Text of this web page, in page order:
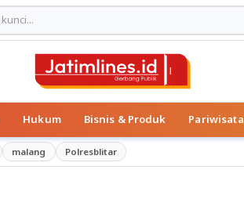
Hukum Bisnis & Produk Pariwisata
malang Polresblitar